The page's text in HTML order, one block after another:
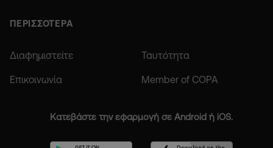
ΠΕΡΙΣΣΟΤΕΡΑ
Διαφημιστείτε Ταυτότητα
Επικοινωνία Member of COPA
Κατεβάστε την εφαρμογή σε Android ή iOS.